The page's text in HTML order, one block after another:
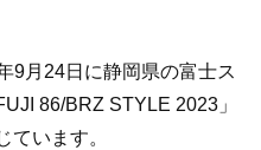
9月24日に静岡県の富士ス
86/BRZ STYLE 2023」
ています。